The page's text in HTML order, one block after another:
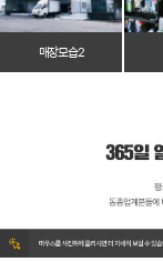
매장 모습 2